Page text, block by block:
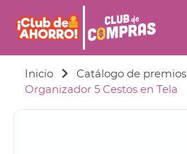
Inicio Catálogo de premios
Organizador 5 Cestos en Tela